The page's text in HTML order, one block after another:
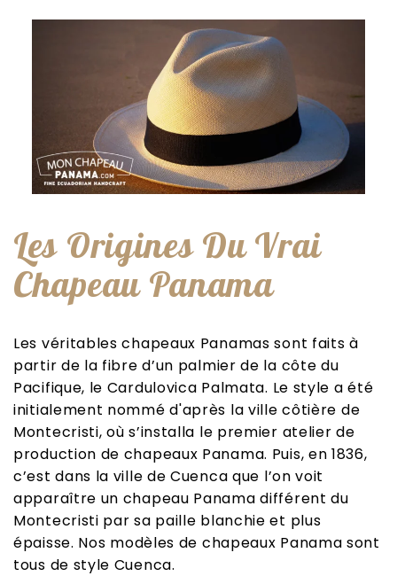
Les Origines Du Vrai
Chapeau Panama
Les véritables chapeaux Panamas sont faits à
partir de la fibre d’un palmier de la côte du
Pacifique, le Cardulovica Palmata. Le style a été
initialement nommé d'après la ville côtière de
Montecristi, où s’installa le premier atelier de
production de chapeaux Panama. Puis, en 1836,
c’est dans la ville de Cuenca que l’on voit
apparaître un chapeau Panama différent du
Montecristi par sa paille blanchie et plus
épaisse. Nos modèles de chapeaux Panama sont
tous de style Cuenca.